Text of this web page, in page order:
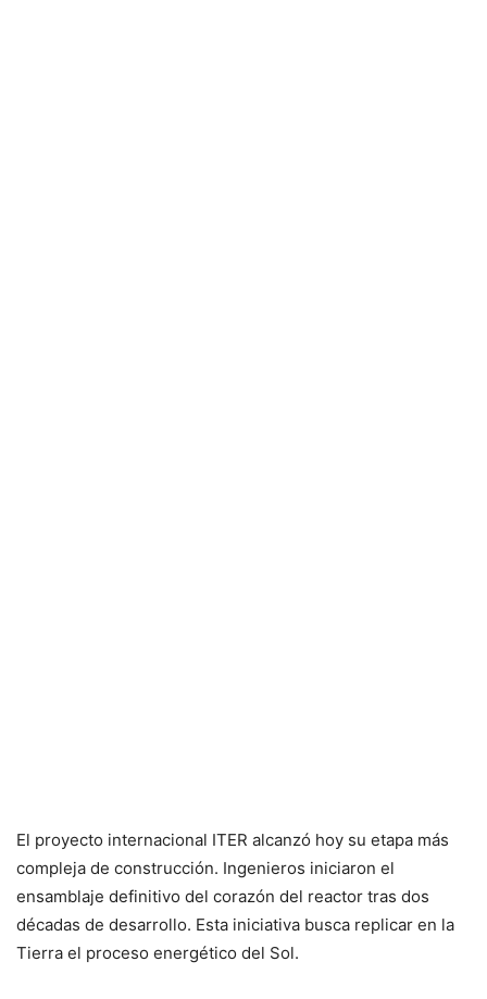
El proyecto internacional ITER alcanzó hoy su etapa más
compleja de construcción. Ingenieros iniciaron el
ensamblaje definitivo del corazón del reactor tras dos
décadas de desarrollo. Esta iniciativa busca replicar en la
Tierra el proceso energético del Sol.